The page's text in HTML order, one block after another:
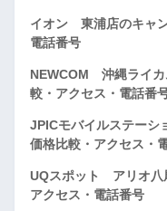
イオン 東浦店のキャ
電話番号
NEWCOM 沖縄ライカ
較・アクセス・電話番
JPICモバイルステーシ
価格比較・アクセス・
UQスポット アリオ八
アクセス・電話番号